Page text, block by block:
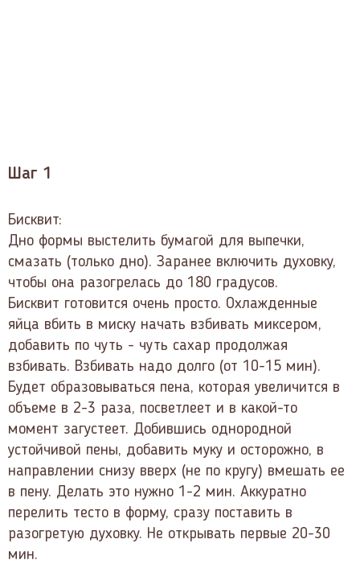
Шаг 1
Бисквит:
Дно формы выстелить бумагой для выпечки,
смазать (только дно). Заранее включить духовку,
чтобы она разогрелась до 180 градусов.
Бисквит готовится очень просто. Охлажденные
яйца вбить в миску начать взбивать миксером,
добавить по чуть - чуть сахар продолжая
взбивать. Взбивать надо долго (от 10-15 мин).
Будет образовываться пена, которая увеличится в
объеме в 2-3 раза, посветлеет и в какой-то
момент загустеет. Добившись однородной
устойчивой пены, добавить муку и осторожно, в
направлении снизу вверх (не по кругу) вмешать ее
в пену. Делать это нужно 1-2 мин. Аккуратно
перелить тесто в форму, сразу поставить в
разогретую духовку. Не открывать первые 20-30
мин.